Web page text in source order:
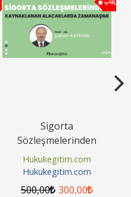
%
Sigorta
Sözleşmelerinden
Kaynaklanan
Alacaklarda Zamanaşımı
Video Eğitimi
Hukukegitim.com
Hukukegitim.com
500,00 300,00